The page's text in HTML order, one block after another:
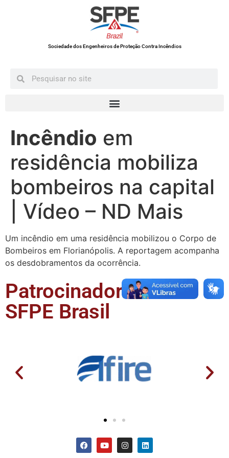
Sociedade dos Engenheiros de Proteção Contra Incêndios
Incêndio em
residência mobiliza
bombeiros na capital
| Vídeo – ND Mais
Um incêndio em uma residência mobilizou o Corpo de
Bombeiros em Florianópolis. A reportagem acompanha
os desdobramentos da ocorrência.
Patrocinadores da
SFPE Brasil